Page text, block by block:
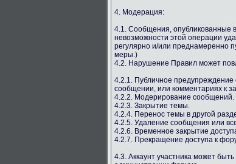
4. Модерация:
4.1. Сообщения, опубликованные
невозможности этой операции
регулярно и/или преднамеренно
меры.)
4.2. Нарушение Правил может
4.2.1. Публичное
сообщении, или комментариях к
4.2.2. Модерирование сообщений.
4.2.3. Закрытие темы.
4.2.4. Перенос темы в другой
4.2.5. Удаление сообщения или
4.2.6. Временное закрытие
4.2.7. Прекращение доступа к
4.3. Аккаунт участника может